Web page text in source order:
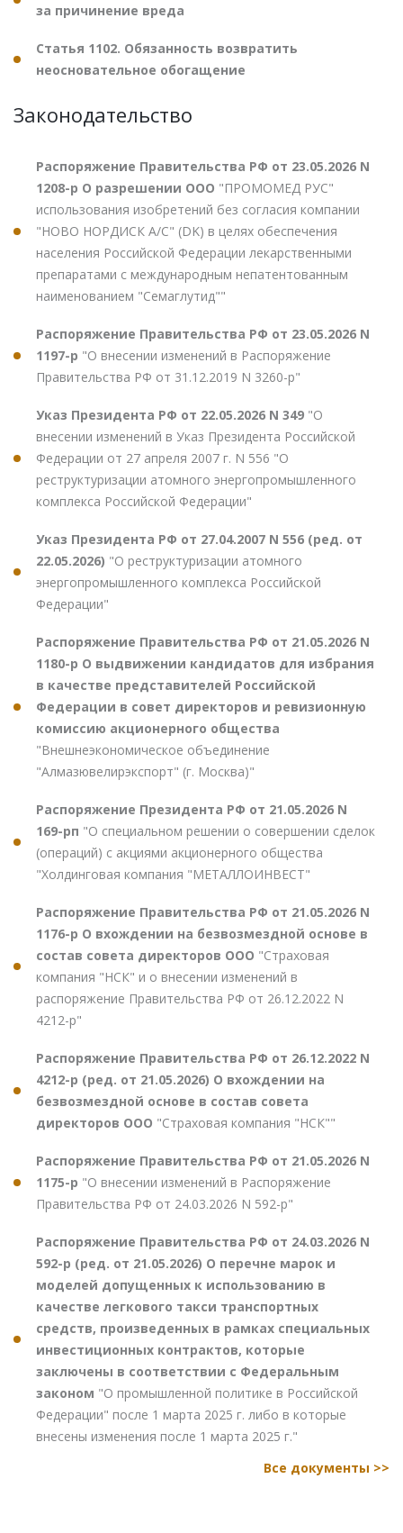
за причинение вреда
Статья 1102. Обязанность возвратить
неосновательное обогащение
Законодательство
Распоряжение Правительства РФ от 23.05.2026 N
1208-р О разрешении ООО "ПРОМОМЕД РУС"
использования изобретений без согласия компании
"НОВО НОРДИСК А/С" (DK) в целях обеспечения
населения Российской Федерации лекарственными
препаратами с международным непатентованным
наименованием "Семаглутид""
Распоряжение Правительства РФ от 23.05.2026 N
1197-р "О внесении изменений в Распоряжение
Правительства РФ от 31.12.2019 N 3260-р"
Указ Президента РФ от 22.05.2026 N 349 "О
внесении изменений в Указ Президента Российской
Федерации от 27 апреля 2007 г. N 556 "О
реструктуризации атомного энергопромышленного
комплекса Российской Федерации"
Указ Президента РФ от 27.04.2007 N 556 (ред. от
22.05.2026) "О реструктуризации атомного
энергопромышленного комплекса Российской
Федерации"
Распоряжение Правительства РФ от 21.05.2026 N
1180-р О выдвижении кандидатов для избрания
в качестве представителей Российской
Федерации в совет директоров и ревизионную
комиссию акционерного общества
"Внешнеэкономическое объединение
"Алмазювелирэкспорт" (г. Москва)"
Распоряжение Президента РФ от 21.05.2026 N
169-рп "О специальном решении о совершении сделок
(операций) с акциями акционерного общества
"Холдинговая компания "МЕТАЛЛОИНВЕСТ"
Распоряжение Правительства РФ от 21.05.2026 N
1176-р О вхождении на безвозмездной основе в
состав совета директоров ООО "Страховая
компания "НСК" и о внесении изменений в
распоряжение Правительства РФ от 26.12.2022 N
4212-р"
Распоряжение Правительства РФ от 26.12.2022 N
4212-р (ред. от 21.05.2026) О вхождении на
безвозмездной основе в состав совета
директоров ООО "Страховая компания "НСК""
Распоряжение Правительства РФ от 21.05.2026 N
1175-р "О внесении изменений в Распоряжение
Правительства РФ от 24.03.2026 N 592-р"
Распоряжение Правительства РФ от 24.03.2026 N
592-р (ред. от 21.05.2026) О перечне марок и
моделей допущенных к использованию в
качестве легкового такси транспортных
средств, произведенных в рамках специальных
инвестиционных контрактов, которые
заключены в соответствии с Федеральным
законом "О промышленной политике в Российской
Федерации" после 1 марта 2025 г. либо в которые
внесены изменения после 1 марта 2025 г."
Все документы >>